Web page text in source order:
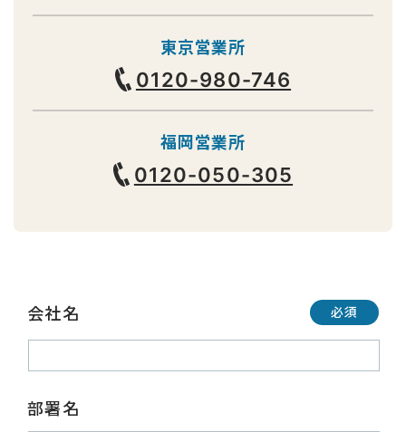
東京営業所
0120-980-746
福岡営業所
0120-050-305
会社名 必須
部署名